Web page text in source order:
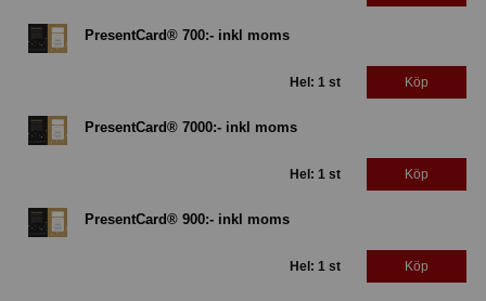
PresentCard® 700:- inkl moms
Hel: 1 st Köp
PresentCard® 7000:- inkl moms
Hel: 1 st Köp
PresentCard® 900:- inkl moms
Hel: 1 st Köp